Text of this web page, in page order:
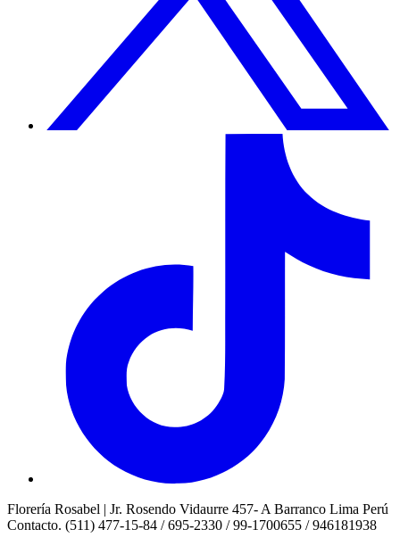
Florería Rosabel | Jr. Rosendo Vidaurre 457- A Barranco Lima Perú
Contacto. (511) 477-15-84 / 695-2330 / 99-1700655 / 946181938